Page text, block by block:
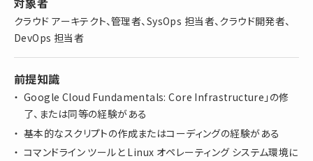
クラウド アーキテクト、管理者、SysOps 担当者、クラウド開発者、
DevOps 担当者
前提知識
Google Cloud Fundamentals: Core Infrastructure」の修
了、または同等の経験がある
基本的なスクリプトの作成またはコーディングの経験がある
コマンドライン ツールと Linux オペレーティング システム環境に